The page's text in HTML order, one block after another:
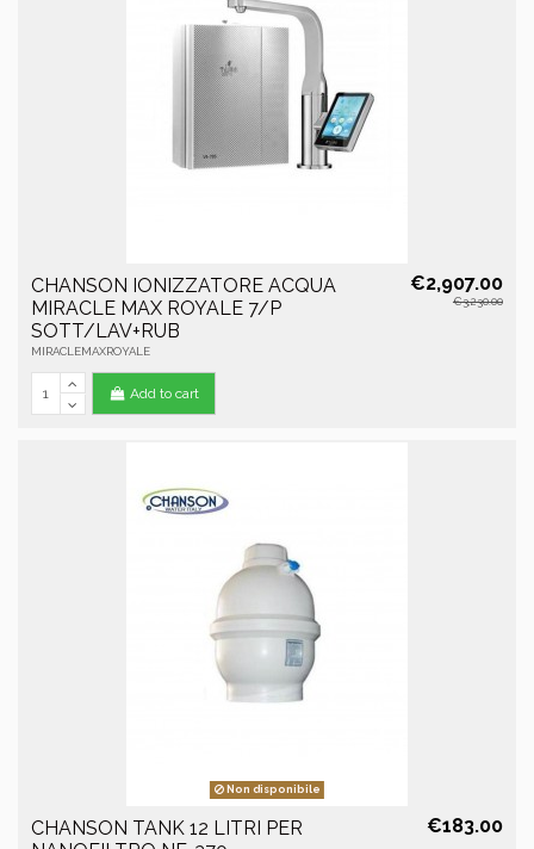
CHANSON IONIZZATORE ACQUA
MIRACLE MAX ROYALE 7/P
SOTT/LAV+RUB
MIRACLEMAXROYALE
€2,907.00
€3,230.00
Add to cart
Non disponibile
CHANSON TANK 12 LITRI PER
€183.00